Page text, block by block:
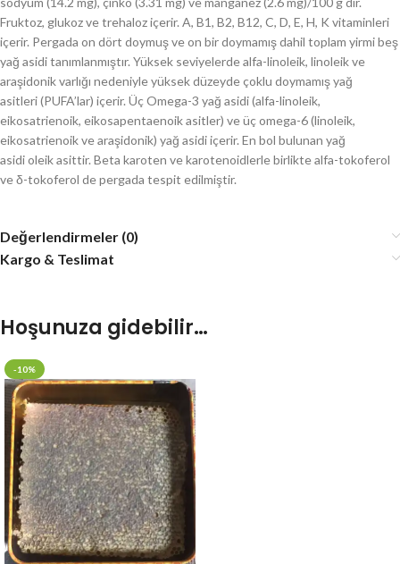
Fruktoz, glukoz ve trehaloz içerir. A, B1, B2, B12, C, D, E, H, K vitaminleri
içerir. Pergada on dört doymuş ve on bir doymamış dahil toplam yirmi beş
yağ asidi tanımlanmıştır. Yüksek seviyelerde alfa-linoleik, linoleik ve
araşidonik varlığı nedeniyle yüksek düzeyde çoklu doymamış yağ
asitleri (PUFA’lar) içerir. Üç Omega-3 yağ asidi (alfa-linoleik,
eikosatrienoik, eikosapentaenoik asitler) ve üç omega-6 (linoleik,
eikosatrienoik ve araşidonik) yağ asidi içerir. En bol bulunan yağ
asidi oleik asittir. Beta karoten ve karotenoidlerle birlikte alfa-tokoferol
ve δ-tokoferol de pergada tespit edilmiştir.
Değerlendirmeler (0)
Kargo & Teslimat
Hoşunuza gidebilir…
-10%